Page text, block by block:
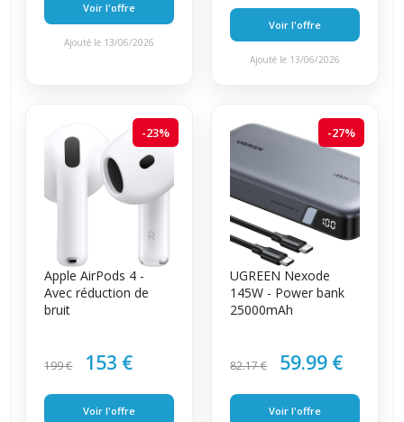
Voir l'offre
Ajouté le 13/06/2026
Voir l'offre
Ajouté le 13/06/2026
-23%
Apple AirPods 4 -
Avec réduction de
bruit
199 € 153 €
Voir l'offre
-27%
UGREEN Nexode
145W - Power bank
25000mAh
82.17 € 59.99 €
Voir l'offre